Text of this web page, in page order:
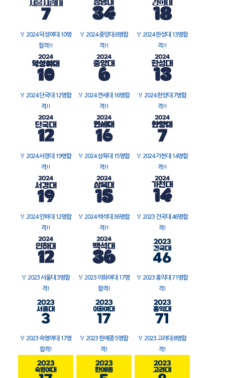
🏅 2024 덕성여대 10명
합격!!
🏅 2024 중앙대 6명합
격!!
🏅 2024 한성대 13명합
격!!
🏅 2024 단국대 12명합
격!!
🏅 2024 연세대 16명합
격!!
🏅 2024 한양대 7명합
격!!
🏅 2024 서경대 19명합
격!!
🏅 2024 삼육대 15명합
격!!
🏅 2024 가천대 14명합
격!!
🏅 2024 인하대 12명합
격!!
🏅 2024 백석대 36명합
격!!
🏅 2023 건국대 46명합
격!
🏅 2023 서울대 3명합
격!
🏅 2023 이화여대 17명
합격!
🏅 2023 홍익대 71명합
격!
🏅 2023 숙명여대 17명
합격!
🏅 2023 한예종 5명합
격!
🏅 2023 고려대 8명합
격!